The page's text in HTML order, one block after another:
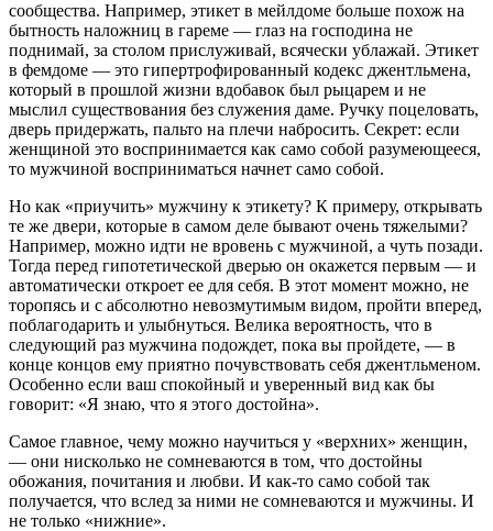
сообщества. Например, этикет в мейлдоме больше похож на
бытность наложниц в гареме — глаз на господина не
поднимай, за столом прислуживай, всячески ублажай. Этикет
в фемдоме — это гипертрофированный кодекс джентльмена,
который в прошлой жизни вдобавок был рыцарем и не
мыслил существования без служения даме. Ручку поцеловать,
дверь придержать, пальто на плечи набросить. Секрет: если
женщиной это воспринимается как само собой разумеющееся,
то мужчиной восприниматься начнет само собой.
Но как «приучить» мужчину к этикету? К примеру, открывать
те же двери, которые в самом деле бывают очень тяжелыми?
Например, можно идти не вровень с мужчиной, а чуть позади.
Тогда перед гипотетической дверью он окажется первым — и
автоматически откроет ее для себя. В этот момент можно, не
торопясь и с абсолютно невозмутимым видом, пройти вперед,
поблагодарить и улыбнуться. Велика вероятность, что в
следующий раз мужчина подождет, пока вы пройдете, — в
конце концов ему приятно почувствовать себя джентльменом.
Особенно если ваш спокойный и уверенный вид как бы
говорит: «Я знаю, что я этого достойна».
Самое главное, чему можно научиться у «верхних» женщин,
— они нисколько не сомневаются в том, что достойны
обожания, почитания и любви. И как-то само собой так
получается, что вслед за ними не сомневаются и мужчины. И
не только «нижние».